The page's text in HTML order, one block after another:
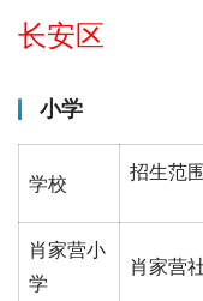
长安区
小学
学校 招生范
肖家营小
学
肖家营